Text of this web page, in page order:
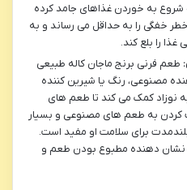
شروع به خوردن غذاهای جامد کرده
خفگی را به حداقل می رساند و به
غذا را بلع کند.
طعم فرنی برنج ماجان کاله طبیعی
مصنوعی، رنگ یا شیرین کننده
نوزاد کمک می کند تا طعم های
کردن به طعم های مصنوعی و بسیار
برای سلامت او مفید است.
دهنده مطبوع بودن طعم و